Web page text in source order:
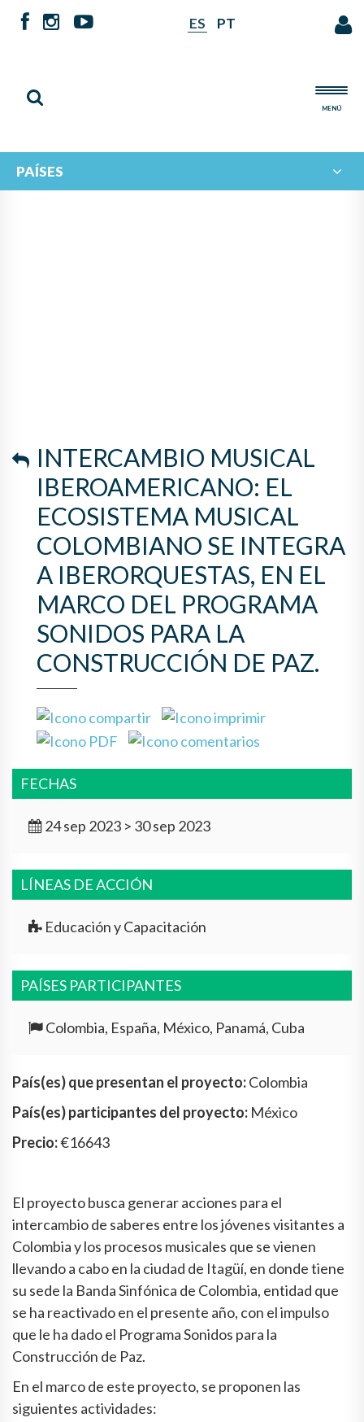
ES PT
MENÚ
PAÍSES
MARCO DEL PROGRAMA
SONIDOS PARA LA
CONSTRUCCIÓN DE PAZ.
INTERCAMBIO MUSICAL
IBEROAMERICANO: EL
ECOSISTEMA MUSICAL
COLOMBIANO SE INTEGRA
A IBERORQUESTAS, EN EL
MARCO DEL PROGRAMA
SONIDOS PARA LA
CONSTRUCCIÓN DE PAZ.
FECHAS
24 sep 2023 > 30 sep 2023
LÍNEAS DE ACCIÓN
Educación y Capacitación
PAÍSES PARTICIPANTES
Colombia, España, México, Panamá, Cuba
País(es) que presentan el proyecto:Colombia
País(es) participantes del proyecto: México
Precio:€16643
El proyecto busca generar acciones para el
intercambio de saberes entre los jóvenes visitantes a
Colombia y los procesos musicales que se vienen
llevando a cabo en la ciudad de Itagüí, en donde tiene
su sede la Banda Sinfónica de Colombia, entidad que
se ha reactivado en el presente año, con el impulso
que le ha dado el Programa Sonidos para la
Construcción de Paz.
En el marco de este proyecto, se proponen las
siguientes actividades: